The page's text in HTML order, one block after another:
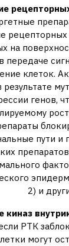
рецепторных
на
передаче
клеток.
результате
генов‚
пути и
2) и
киназ
РТК
могут